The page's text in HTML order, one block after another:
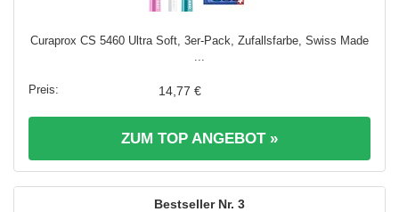
Curaprox CS 5460 Ultra Soft, 3er-Pack, Zufallsfarbe, Swiss Made
14,77 €
ZUM TOP ANGEBOT »
3